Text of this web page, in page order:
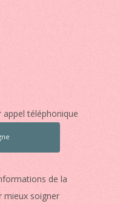
appel téléphonique
de la
mieux soigner